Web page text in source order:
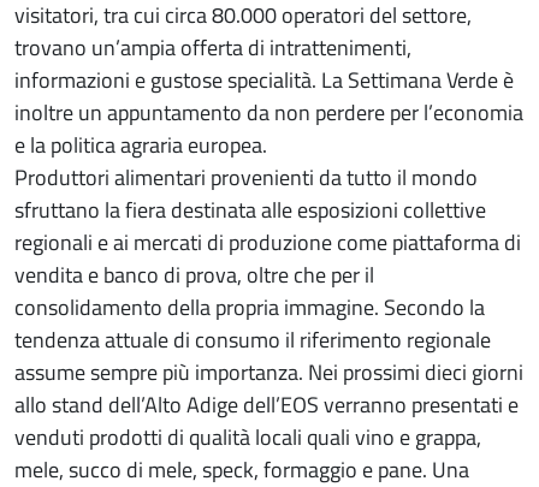
visitatori, tra cui circa 80.000 operatori del settore,
trovano un’ampia offerta di intrattenimenti,
informazioni e gustose specialità. La Settimana Verde è
inoltre un appuntamento da non perdere per l’economia
e la politica agraria europea.
Produttori alimentari provenienti da tutto il mondo
sfruttano la fiera destinata alle esposizioni collettive
regionali e ai mercati di produzione come piattaforma di
vendita e banco di prova, oltre che per il
consolidamento della propria immagine. Secondo la
tendenza attuale di consumo il riferimento regionale
assume sempre più importanza. Nei prossimi dieci giorni
allo stand dell’Alto Adige dell’EOS verranno presentati e
venduti prodotti di qualità locali quali vino e grappa,
mele, succo di mele, speck, formaggio e pane. Una